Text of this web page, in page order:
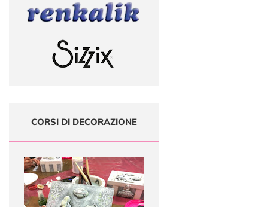
CORSI DI DECORAZIONE